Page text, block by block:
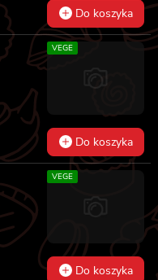
Do koszyka
VEGE
Do koszyka
VEGE
Do koszyka